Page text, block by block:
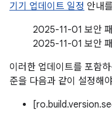
기기 업데이트 일정 안내
2025-11-01 보안
2025-11-01 보안
이러한 업데이트를 포함
준을 다음과 같이 설정해